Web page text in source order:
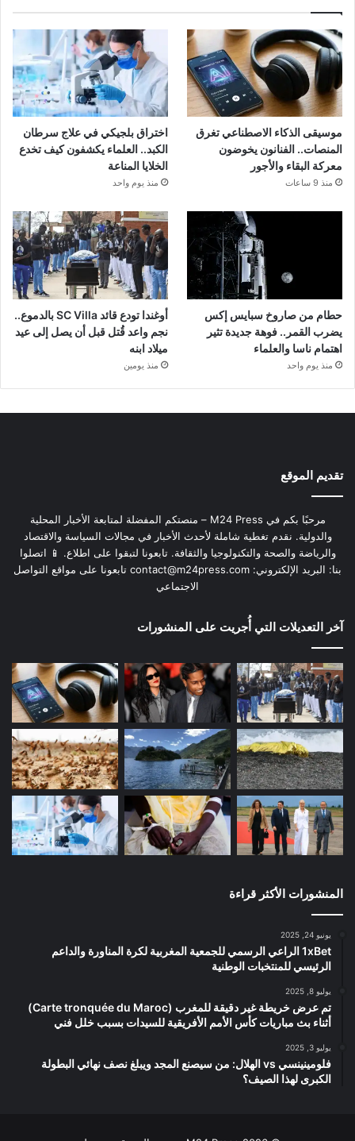
موسيقى الذكاء الاصطناعي تغرق
المنصات.. الفنانون يخوضون
معركة البقاء والأجور
منذ 9 ساعات
اختراق بلجيكي في علاج سرطان
الكبد.. العلماء يكشفون كيف تخدع
الخلايا المناعة
منذ يوم واحد
حطام من صاروخ سبايس إكس
يضرب القمر.. فوهة جديدة تثير
اهتمام ناسا والعلماء
منذ يوم واحد
أوغندا تودع قائد SC Villa بالدموع..
نجم واعد قُتل قبل أن يصل إلى عيد
ميلاد ابنه
منذ يومين
تقديم الموقع
مرحبًا بكم في M24 Press – منصتكم المفضلة لمتابعة الأخبار المحلية
والدولية. نقدم تغطية شاملة لأحدث الأخبار في مجالات السياسة والاقتصاد
والرياضة والصحة والتكنولوجيا والثقافة. تابعونا لتبقوا على اطلاع. 📱 اتصلوا
بنا: البريد الإلكتروني: contact@m24press.com تابعونا على مواقع التواصل
الاجتماعي
آخر التعديلات التي أُجريت على المنشورات
المنشورات الأكثر قراءة
يونيو 24, 2025
1xBet الراعي الرسمي للجمعية المغربية لكرة المناورة والداعم
الرئيسي للمنتخبات الوطنية
يوليو 8, 2025
تم عرض خريطة غير دقيقة للمغرب (Carte tronquée du Maroc)
أثناء بث مباريات كأس الأمم الأفريقية للسيدات بسبب خلل فني
يوليو 3, 2025
فلومينينسي vs الهلال: من سيصنع المجد ويبلغ نصف نهائي البطولة
الكبرى لهذا الصيف؟